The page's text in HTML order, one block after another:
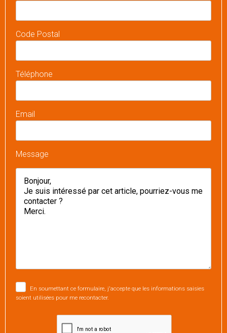
Code Postal
Téléphone
Email
Message
En soumettant ce formulaire, j'accepte que les informations saisies
soient utilisées pour me recontacter.